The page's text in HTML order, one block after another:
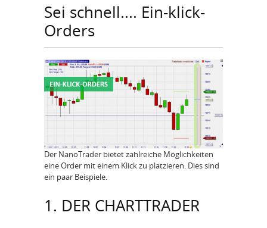
Sei schnell.... Ein-klick-
Orders
Der NanoTrader bietet zahlreiche Möglichkeiten
eine Order mit einem Klick zu platzieren. Dies sind
ein paar Beispiele.
1. DER CHARTTRADER